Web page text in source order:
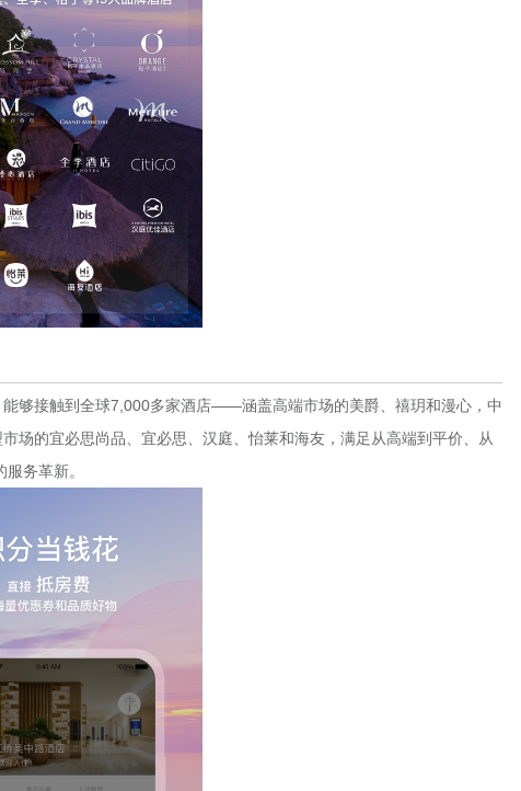
够接触到全球7,000多家酒店——涵盖高端市场的美爵、禧玥和漫心，中
场的宜必思尚品、宜必思、汉庭、怡莱和海友，满足从高端到平价、从
务革新。